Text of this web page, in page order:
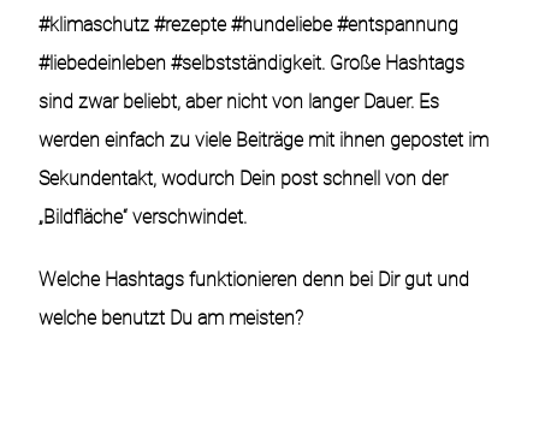
#klimaschutz #rezepte #hundeliebe #entspannung
#liebedeinleben #selbstständigkeit. Große Hashtags
sind zwar beliebt, aber nicht von langer Dauer. Es
werden einfach zu viele Beiträge mit ihnen gepostet im
Sekundentakt, wodurch Dein post schnell von der
„Bildfläche“ verschwindet.
Welche Hashtags funktionieren denn bei Dir gut und
welche benutzt Du am meisten?